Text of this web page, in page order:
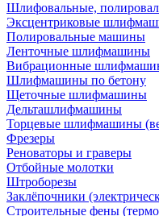
Шлифовальные,
Эксцентриковые
Полировальные машины
Ленточные шлифмашины
Вибрационные
Шлифмашины по бетону
Щеточные шлифмашины
Дельташлифмашины
Торцевые шлифмашины
Фрезеры
Реноваторы и граверы
Отбойные молотки
Штроборезы
Заклёпочники
Строительные фены